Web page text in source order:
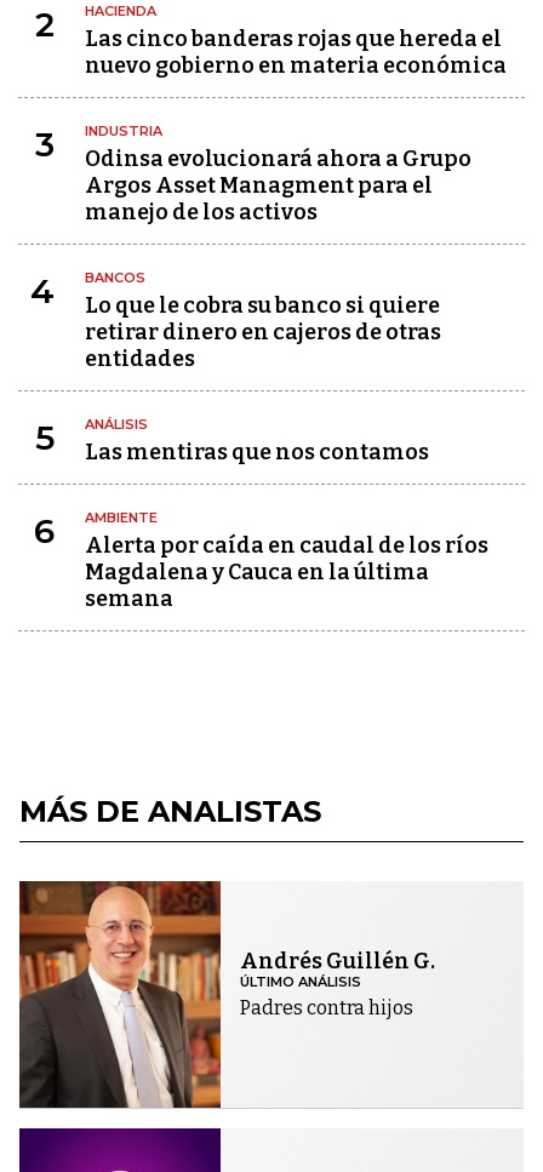
2 HACIENDA
Las cinco banderas rojas que hereda el
nuevo gobierno en materia económica
3 INDUSTRIA
Odinsa evolucionará ahora a Grupo
Argos Asset Managment para el
manejo de los activos
4 BANCOS
Lo que le cobra su banco si quiere
retirar dinero en cajeros de otras
entidades
5 ANÁLISIS
Las mentiras que nos contamos
6 AMBIENTE
Alerta por caída en caudal de los ríos
Magdalena y Cauca en la última
semana
MÁS DE ANALISTAS
Andrés Guillén G.
ÚLTIMO ANÁLISIS
Padres contra hijos